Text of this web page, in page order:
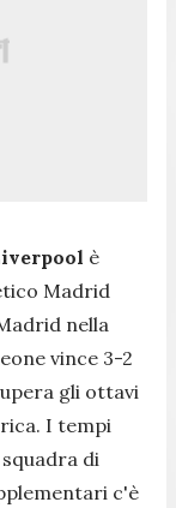
è
Madrid
nella
vince 3-2
gli ottavi
I tempi
di
c'è